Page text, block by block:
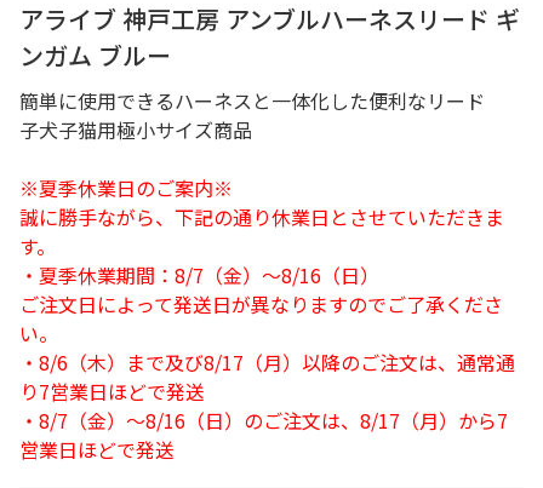
アライブ 神戸工房 アンブルハーネスリード ギ
ンガム ブルー
簡単に使用できるハーネスと一体化した便利なリード
子犬子猫用極小サイズ商品
※夏季休業日のご案内※
誠に勝手ながら、下記の通り休業日とさせていただきま
す。
・夏季休業期間：8/7（金）～8/16（日）
ご注文日によって発送日が異なりますのでご了承くださ
い。
・8/6（木）まで及び8/17（月）以降のご注文は、通常通
り7営業日ほどで発送
・8/7（金）～8/16（日）のご注文は、8/17（月）から7
営業日ほどで発送